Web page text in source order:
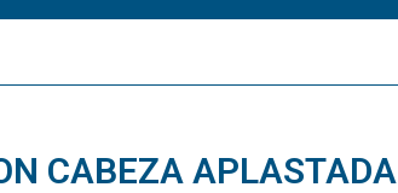
CABEZA APLASTADA